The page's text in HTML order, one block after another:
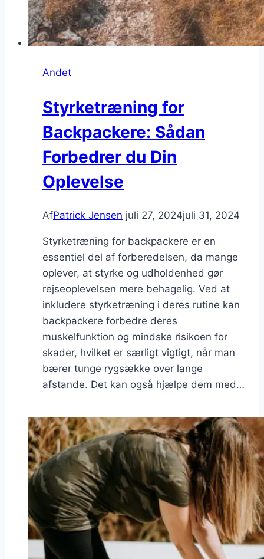
Andet
Styrketræning for
Backpackere: Sådan
Forbedrer du Din
Oplevelse
AfPatrick Jensen juli 27, 2024juli 31, 2024
Styrketræning for backpackere er en
essentiel del af forberedelsen, da mange
oplever, at styrke og udholdenhed gør
rejseoplevelsen mere behagelig. Ved at
inkludere styrketræning i deres rutine kan
backpackere forbedre deres
muskelfunktion og mindske risikoen for
skader, hvilket er særligt vigtigt, når man
bærer tunge rygsække over lange
afstande. Det kan også hjælpe dem med…